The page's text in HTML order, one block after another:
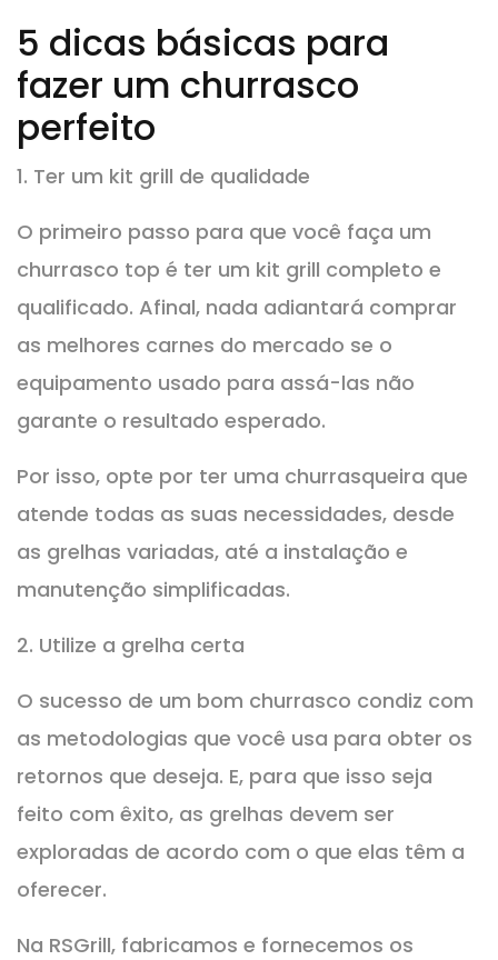
5 dicas básicas para
fazer um churrasco
perfeito
1. Ter um kit grill de qualidade
O primeiro passo para que você faça um
churrasco top é ter um kit grill completo e
qualificado. Afinal, nada adiantará comprar
as melhores carnes do mercado se o
equipamento usado para assá-las não
garante o resultado esperado.
Por isso, opte por ter uma churrasqueira que
atende todas as suas necessidades, desde
as grelhas variadas, até a instalação e
manutenção simplificadas.
2. Utilize a grelha certa
O sucesso de um bom churrasco condiz com
as metodologias que você usa para obter os
retornos que deseja. E, para que isso seja
feito com êxito, as grelhas devem ser
exploradas de acordo com o que elas têm a
oferecer.
Na RSGrill, fabricamos e fornecemos os